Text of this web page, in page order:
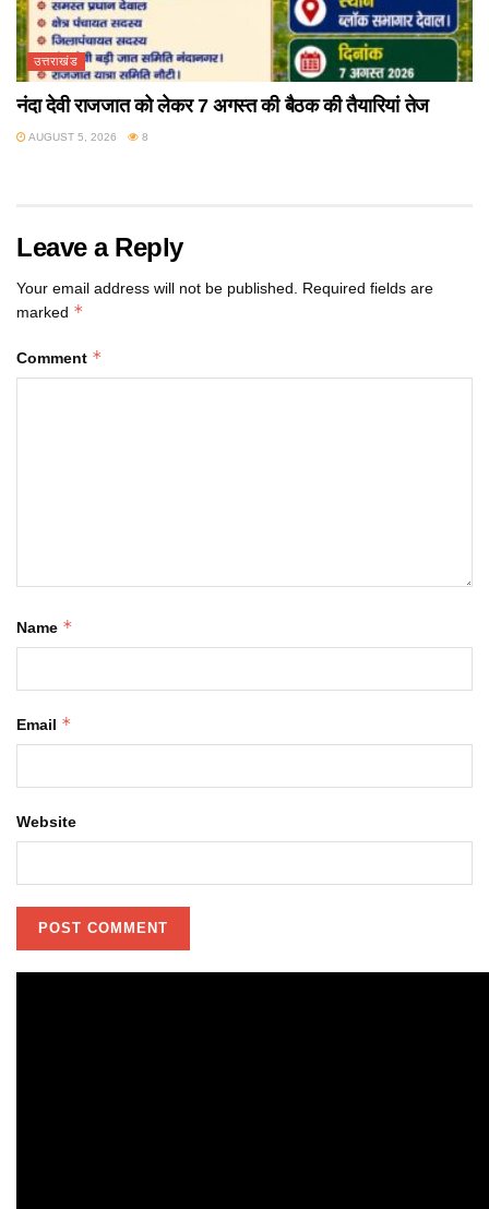
उत्तराखंड
नंदा देवी राजजात को लेकर 7 अगस्त की बैठक की तैयारियां तेज
AUGUST 5, 2026 8
Leave a Reply
Your email address will not be published. Required fields are
marked *
Comment *
Name *
Email *
Website